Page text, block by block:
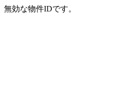
無効な物件IDです。